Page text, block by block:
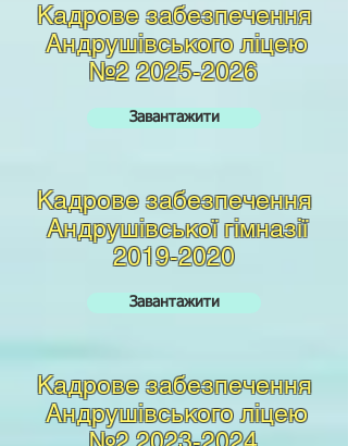
Кадрове забезпечення
Андрушівського ліцею
№22025-2026
Завантажити
Кадрове забезпечення
Андрушівської гімназії
2019-2020
Завантажити
Кадрове забезпечення
Андрушівського ліцею